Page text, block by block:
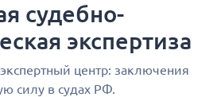
судебно-
экспертиза
центр: заключения
силу в судах РФ.